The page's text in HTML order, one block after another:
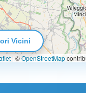
| ©OpenStreetMap
Vicini